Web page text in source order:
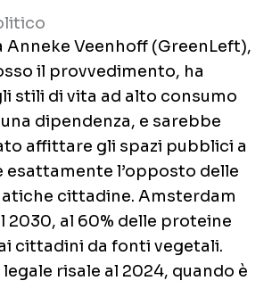
Anneke Veenhoff (GreenLeft),
il provvedimento, ha
stili di vita ad alto consumo
dipendenza, e sarebbe
affittare gli spazi pubblici a
esattamente l’opposto delle
cittadine. Amsterdam
2030, al 60% delle proteine
cittadini da fonti vegetali.
risale al 2024, quando è